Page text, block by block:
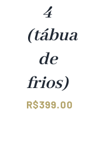
4
(tábua
de
frios)
R$399.00